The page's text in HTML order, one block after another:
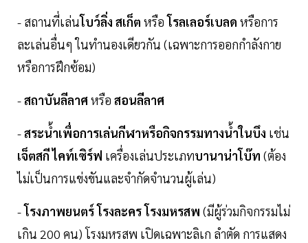
- สถานที่เล่นโบว์ลิ่ง สเก็ต หรือโรลเลอร์เบลด หรือการ
ละเล่นอื่นๆ ในทำนองเดียวกัน (เฉพาะการออกกำลังกาย
หรือการฝึกซ้อม)
-สถาบันลีลาศหรือ สอนลีลาศ
-สระน้ำเพื่อการเล่นกีฬาหรือกิจกรรมทางน้ำในบึง เช่น
เจ็ตสกี ไคท์เซิร์ฟ เครื่องเล่นประเภทบานาน่าโบ๊ท (ต้อง
ไม่เป็นการแข่งขันและจำกัดจำนวนผู้เล่น)
-โรงภาพยนตร์ โรงละคร โรงมหรสพ (มีผู้ร่วมกิจกรรมไม่
เกิน 200 คน) โรงมหรสพ เปิดเฉพาะลิเก ลำตัด การแสดง